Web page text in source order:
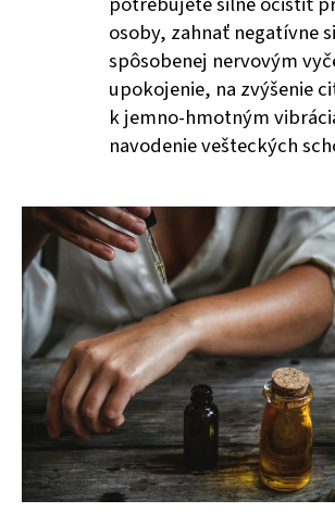
osoby, zahnať negatívne
spôsobenej nervovým vyč
upokojenie, na zvýšenie
k jemno-hmotným
navodenie vešteckých